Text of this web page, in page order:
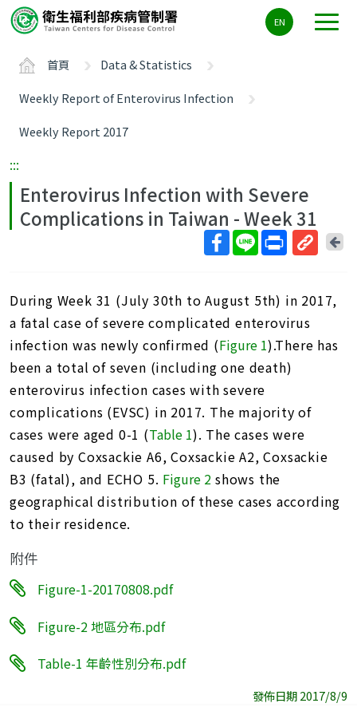
要
ALT+C
EN
首頁
Data & Statistics
Weekly Report of Enterovirus Infection
Weekly Report 2017
:::
Enterovirus Infection with Severe
Complications in Taiwan - Week 31
短
網
址
回
During Week 31 (July 30th to August 5th) in 2017,
a fatal case of severe complicated enterovirus
infection was newly confirmed (Figure 1).There has
been a total of seven (including one death)
enterovirus infection cases with severe
complications (EVSC) in 2017. The majority of
cases were aged 0-1 (Table 1). The cases were
caused by Coxsackie A6, Coxsackie A2, Coxsackie
B3 (fatal), and ECHO 5. Figure 2 shows the
geographical distribution of these cases according
to their residence.
附件
Figure-1-20170808.pdf
Figure-2 地區分布.pdf
Table-1 年齡性別分布.pdf
發佈日期 2017/8/9